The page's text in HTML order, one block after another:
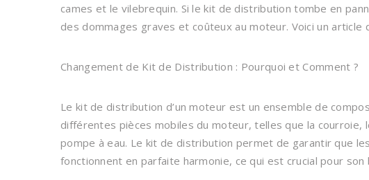
cames et le vilebrequin. Si le kit de distribution tombe en
des dommages graves et coûteux au moteur. Voici un article
Changement de Kit de Distribution : Pourquoi et Comment ?
Le kit de distribution d’un moteur est un ensemble de
différentes pièces mobiles du moteur, telles que la
pompe à eau. Le kit de distribution permet de garantir que
fonctionnent en parfaite harmonie, ce qui est crucial pour son